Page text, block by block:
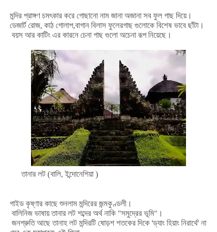
মন্দির প্রাঙ্গণ চমৎকার করে গোছানো নাম জানা অজানা সব ফুল গাছ দিয়ে।
ডেজার্ট রোজ, কাঠ গোলাপ,বাগান বিলাস ফুলেরগাছ গুলোকে বিশেষ ভাবে ছাঁটা।
বয়স আর কাটিং এর কারনে চেনা গাছ গুলো অচেনা রূপ নিয়েছে।
তানার লট (বালি, ইন্দোনেশিয়া )
গাইড কৃষ্ণার কাছে শুনলাম মন্দিরের জন্মকুণ্ডলী।
বালিনিজ ভাষায় তানার লট শব্দের অর্থ নাকি "সমুদ্রের ভূমি" ।
জনশ্রুতিআছে তানাহ লট মন্দিরটি ষোড়শ শতকের দিকে 'ড্যাং হিয়াং নিরার্থে' না